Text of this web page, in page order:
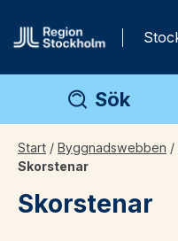
Sök
Start / Byggnadswebben /
Skorstenar
Skorstenar